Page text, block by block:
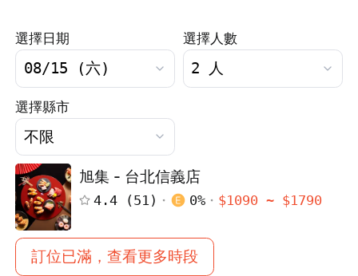
選擇日期 選擇人數
選擇縣市
旭集 - 台北信義店
4.4 (51 ) 0% $1090 ~ $1790
訂位已滿，查看更多時段